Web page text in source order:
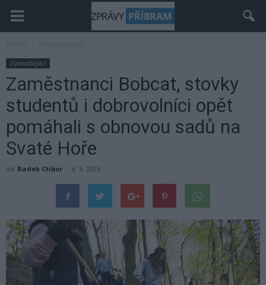
Zpravodajství
Zaměstnanci Bobcat, stovky
studentů i dobrovolníci opět
pomáhali s obnovou sadů na
Svaté Hoře
od Radek Ctibor - 6. 5. 2026